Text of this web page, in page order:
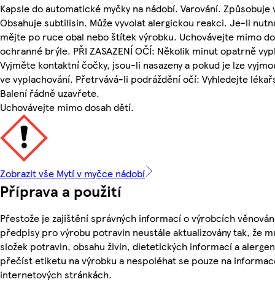
Kapsle do automatické myčky na nádobí. Varování.
Obsahuje subtilisin. Může vyvolat alergickou reakci. Je-li
mějte po ruce obal nebo štítek výrobku. Uchovávejte mimo
ochranné brýle. PŘI ZASAZENÍ OČÍ: Několik minut opatrně
Vyjměte kontaktní čočky, jsou-li nasazeny a pokud je lze
ve vyplachování. Přetrvává-li podráždění očí: Vyhledejte
Balení řádně uzavřete.
Uchovávejte mimo dosah dětí.
Zobrazit vše Mytí v myčce nádobí
Příprava a použití
Přestože je zajištění správných informací o výrobcích
předpisy pro výrobu potravin neustále aktualizovány tak, že
složek potravin, obsahu živin, dietetických informací a
přečíst etiketu na výrobku a nespoléhat se pouze na
internetových stránkách.